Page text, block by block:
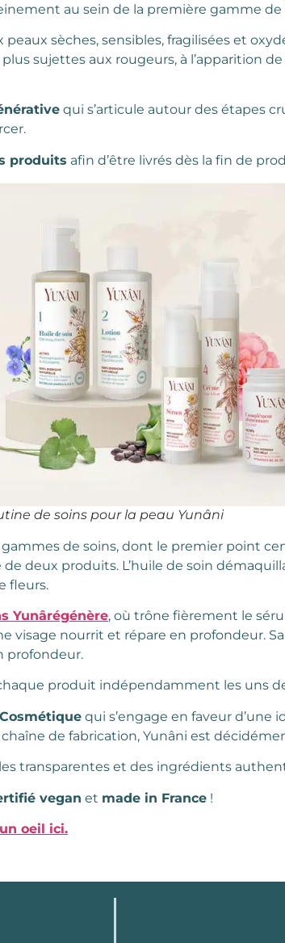
au sein de la première gamme de
peaux sèches, sensibles, fragilisées et
sujettes aux rougeurs, à l’apparition
qui s’articule autour des étapes
produits afin d’être livrés dès la fin de
de soins pour la peau Yunâni
de soins, dont le premier point
de deux produits. L’huile de soin
fleurs.
Yunârégénère, où trône fièrement le
visage nourrit et répare en profondeur.
profondeur.
produit indépendamment les uns
qui s’engage en faveur d’une
de fabrication, Yunâni est
transparentes et des ingrédients
vegan et made in France !
oeil ici.